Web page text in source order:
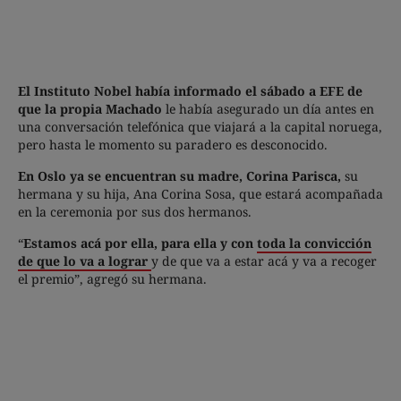
El Instituto Nobel había informado el sábado a EFE de
que la propia Machado le había asegurado un día antes en
una conversación telefónica que viajará a la capital noruega,
pero hasta le momento su paradero es desconocido.
En Oslo ya se encuentran su madre, Corina Parisca, su
hermana y su hija, Ana Corina Sosa, que estará acompañada
en la ceremonia por sus dos hermanos.
“Estamos acá por ella, para ella y con toda la convicción
de que lo va a lograr y de que va a estar acá y va a recoger
el premio”, agregó su hermana.